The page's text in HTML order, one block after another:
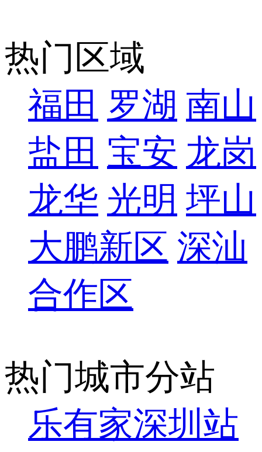
热门区域
福田 罗湖 南山
盐田 宝安 龙岗
龙华 光明 坪山
大鹏新区 深汕
合作区
热门城市分站
乐有家深圳站